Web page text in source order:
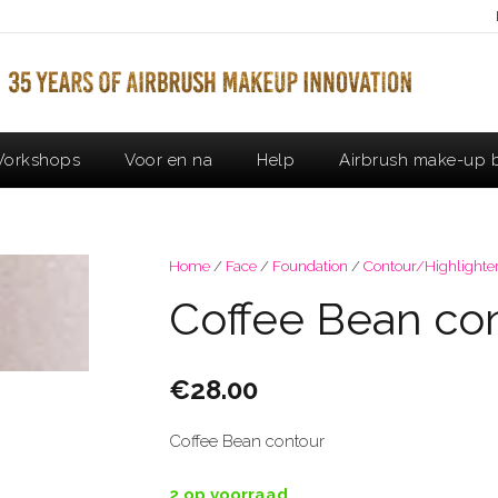
Voor en na Help Airbrush make-up
Home / Face / Foundation /Contour/
Coffee Bean
€28.00
Coffee Bean contour